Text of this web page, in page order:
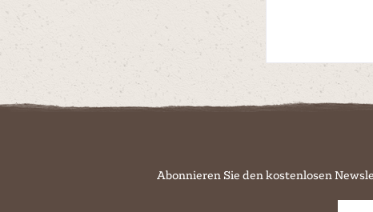
Abonnieren Sie den kostenlosen